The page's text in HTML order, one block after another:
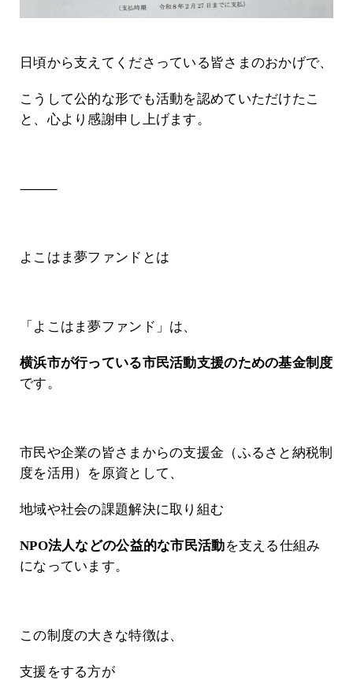
日頃から支えてくださっている皆さまのおかげで、
こうして公的な形でも活動を認めていただけたこ
と、心より感謝申し上げます。
⸻
よこはま夢ファンドとは
「よこはま夢ファンド」は、
横浜市が行っている市民活動支援のための基金制度
です。
市民や企業の皆さまからの支援金（ふるさと納税制
度を活用）を原資として、
地域や社会の課題解決に取り組む
NPO法人などの公益的な市民活動を支える仕組み
になっています。
この制度の大きな特徴は、
支援をする方が